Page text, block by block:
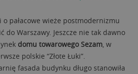
o pałacowe wieże postmodernizmu
do Warszawy. Jeszcze nie tak dawno
domu towarowego Sezam , w
polskie “Złote Łuki”.
fasada budynku długo stanowiła